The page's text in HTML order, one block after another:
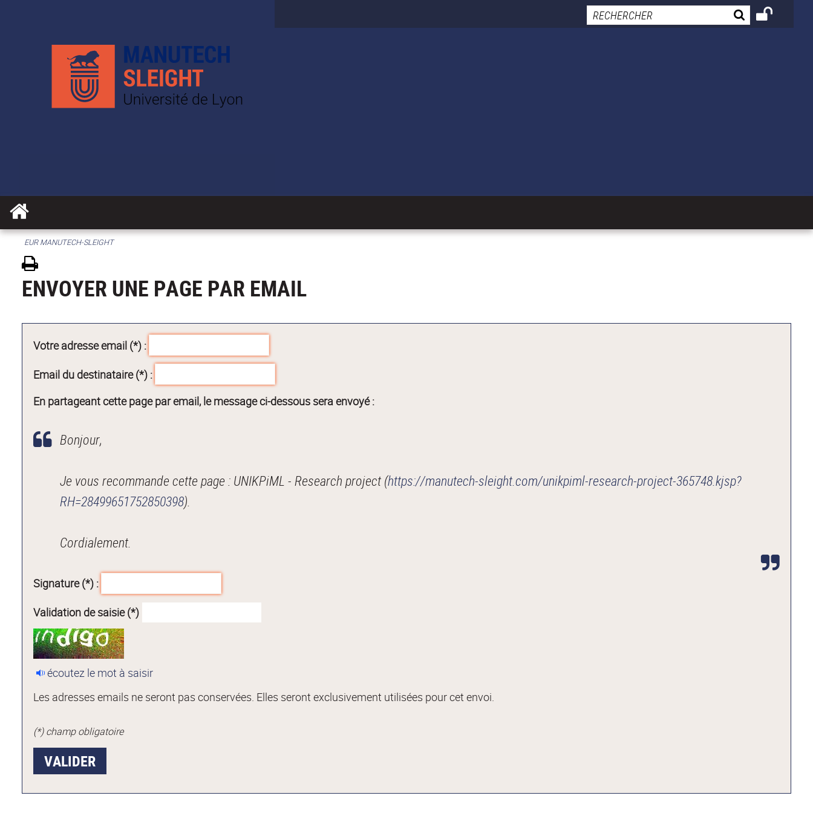
EUR MANUTECH-SLEIGHT
ENVOYER UNE PAGE PAR EMAIL
Votre adresse email (*) :
Email du destinataire (*) :
En partageant cette page par email, le message ci-dessous sera envoyé :
Bonjour,
Je vous recommande cette page : UNIKPiML - Research project (https://manutech-sleight.com/unikpiml-research-project-365748.kjsp?
RH=28499651752850398).
Cordialement.
Signature (*) :
Validation de saisie (*)
écoutez le mot à saisir
Les adresses emails ne seront pas conservées. Elles seront exclusivement utilisées pour cet envoi.
(*) champ obligatoire